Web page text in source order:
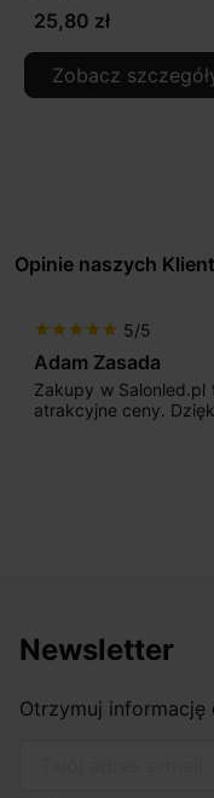
25,80 zł
Zobacz
Opinie naszych
star star star star star 5/5
Adam Zasada
Zakupy w
atrakcyjne ceny.
Newsletter
Otrzymuj